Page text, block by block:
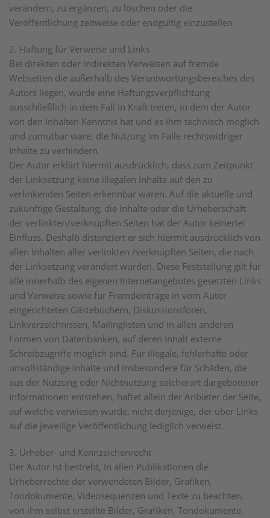
verändern, zu ergänzen, zu löschen oder die
Veröffentlichung zeitweise oder endgültig einzustellen.
2. Haftung für Verweise und Links
Bei direkten oder indirekten Verweisen auf fremde
Webseiten die außerhalb des Verantwortungsbereiches des
Autors liegen, würde eine Haftungsverpflichtung
ausschließlich in dem Fall in Kraft treten, in dem der Autor
von den Inhalten Kenntnis hat und es ihm technisch möglich
und zumutbar wäre, die Nutzung im Falle rechtswidriger
Inhalte zu verhindern.
Der Autor erklärt hiermit ausdrücklich, dass zum Zeitpunkt
der Linksetzung keine illegalen Inhalte auf den zu
verlinkenden Seiten erkennbar waren. Auf die aktuelle und
zukünftige Gestaltung, die Inhalte oder die Urheberschaft
der verlinkten/verknüpften Seiten hat der Autor keinerlei
Einfluss. Deshalb distanziert er sich hiermit ausdrücklich von
allen Inhalten aller verlinkten /verknüpften Seiten, die nach
der Linksetzung verändert wurden. Diese Feststellung gilt für
alle innerhalb des eigenen Internetangebotes gesetzten Links
und Verweise sowie für Fremdeinträge in vom Autor
eingerichteten Gästebüchern, Diskussionsforen,
Linkverzeichnissen, Mailinglisten und in allen anderen
Formen von Datenbanken, auf deren Inhalt externe
Schreibzugriffe möglich sind. Für illegale, fehlerhafte oder
unvollständige Inhalte und insbesondere für Schäden, die
aus der Nutzung oder Nichtnutzung solcherart dargebotener
Informationen entstehen, haftet allein der Anbieter der Seite,
auf welche verwiesen wurde, nicht derjenige, der über Links
auf die jeweilige Veröffentlichung lediglich verweist.
3. Urheber- und Kennzeichenrecht
Der Autor ist bestrebt, in allen Publikationen die
Urheberrechte der verwendeten Bilder, Grafiken,
Tondokumente, Videosequenzen und Texte zu beachten,
von ihm selbst erstellte Bilder, Grafiken, Tondokumente,